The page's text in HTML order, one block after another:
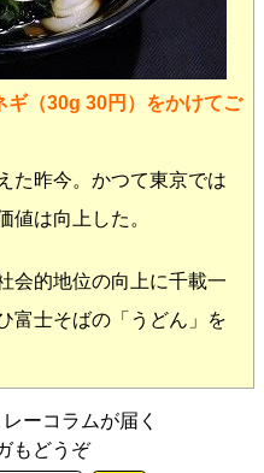
ギ（30g 30円）をかけてご
た昨今。かつて東京では
値は向上した。
会的地位の向上に千載一
富士そばの「うどん」を
ーコラムが届く
もどうぞ